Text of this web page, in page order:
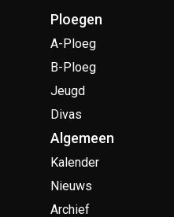
Ploegen
A-Ploeg
B-Ploeg
Jeugd
Divas
Algemeen
Kalender
Nieuws
Archief